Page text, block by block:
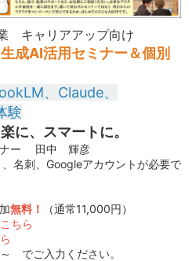
キャリアアップ向け
生成AI活用セミナー＆個別
、Claude、
験
に、スマートに。
ナー 田中 輝彦
名刺、Googleアカウントが必要で
無料！
（通常11,000円）
こちら
でご入力ください。